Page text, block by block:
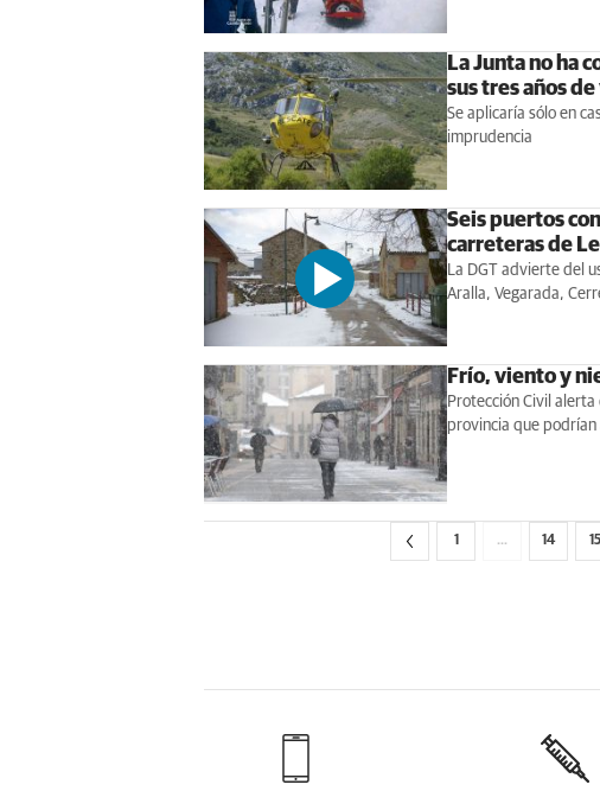
La Junta no ha
sus tres años
Se aplicaría sólo en
imprudencia
Seis puertos
carreteras de
La DGT advierte del
Aralla, Vegarada,
Frío, viento y
Protección Civil alerta
provincia que podrían
… 14 15